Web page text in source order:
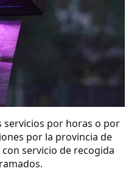
por horas o por
por la provincia de
servicio de recogida